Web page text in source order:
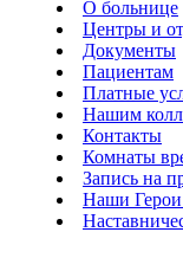
О больнице
Центры и
Документы
Пациентам
Платные
Нашим
Контакты
Комнаты
Запись на
Наши